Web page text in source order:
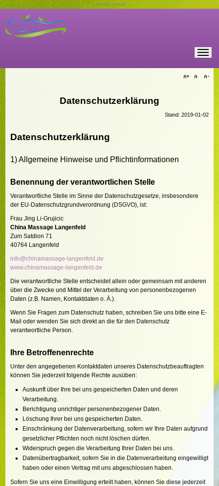
chirie auto Chișinău
Datenschutzerklärung
Stand: 2019-01-02
Datenschutzerklärung
1) Allgemeine Hinweise und Pflichtinformationen
Benennung der verantwortlichen Stelle
Verantwortliche Stelle im Sinne der Datenschutzgesetze, insbesondere
der EU-Datenschutzgrundverordnung (DSGVO), ist:
Frau Jing Li-Grujicic
China Massage Langenfeld
Zum Satdion 71
40764 Langenfeld
info@chinamassage-langenfeld.de
www.chinamassage-langenfeld.de
Die verantwortliche Stelle entscheidet allein oder gemeinsam mit anderen
über die Zwecke und Mittel der Verarbeitung von personenbezogenen
Daten (z.B. Namen, Kontaktdaten o. Ä.).
Wenn Sie Fragen zum Datenschutz haben, schreiben Sie uns bitte eine E-
Mail oder wenden Sie sich direkt an die für den Datenschutz
verantwortliche Person.
Ihre Betroffenenrechte
Unter den angegebenen Kontaktdaten unseres Datenschutzbeauftragten
können Sie jederzeit folgende Rechte ausüben:
Auskunft über Ihre bei uns gespeicherten Daten und deren
Verarbeitung.
Berichtigung unrichtiger personenbezogener Daten.
Löschung Ihrer bei uns gespeicherten Daten.
Einschränkung der Datenverarbeitung, sofern wir Ihre Daten aufgrund
gesetzlicher Pflichten noch nicht löschen dürfen.
Widerspruch gegen die Verarbeitung Ihrer Daten bei uns.
Datenübertragbarkeit, sofern Sie in die Datenverarbeitung eingewilligt
haben oder einen Vertrag mit uns abgeschlossen haben.
Sofern Sie uns eine Einwilligung erteilt haben, können Sie diese jederzeit